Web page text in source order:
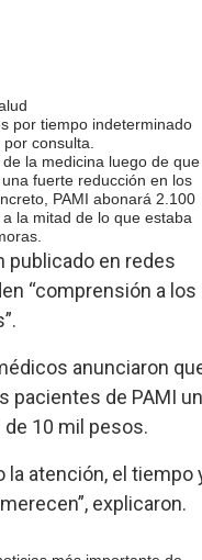
por tiempo indeterminado
consulta.
la medicina luego de que
fuerte reducción en los
PAMI abonará 2.100
la mitad de lo que estaba
publicado en redes
“comprensión a los
anunciaron
pacientes de PAMI
de 10 mil pesos.
la atención, el tiempo
explicaron.